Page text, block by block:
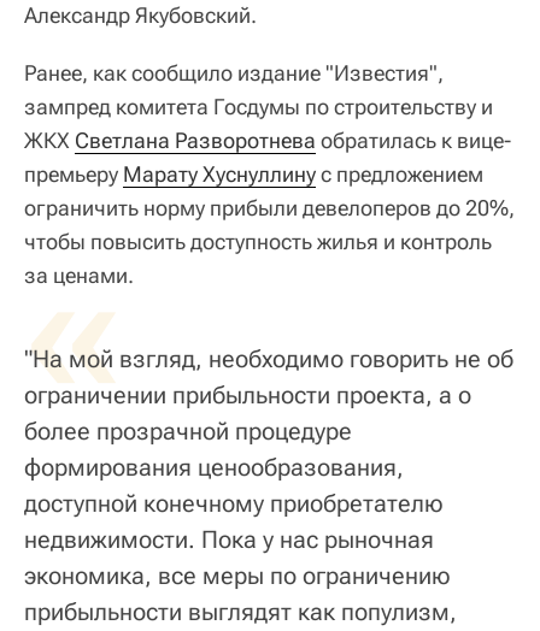
Александр Якубовский.
Ранее, как сообщило издание "Известия",
зампред комитета Госдумы по строительству и
ЖКХ Светлана Разворотнева обратилась к вице-
премьеру Марату Хуснуллинус предложением
ограничить норму прибыли девелоперов до 20%,
чтобы повысить доступность жилья и контроль
за ценами.
«
"На мой взгляд, необходимо говорить не об
ограничении прибыльности проекта, а о
более прозрачной процедуре
формирования ценообразования,
доступной конечному приобретателю
недвижимости. Пока у нас рыночная
экономика, все меры по ограничению
прибыльности выглядят как популизм,